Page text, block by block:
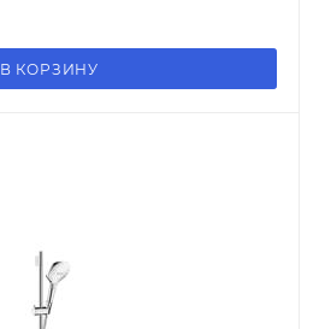
В КОРЗИНУ